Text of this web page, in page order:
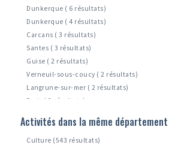
Dunkerque ( 6 résultats)
Dunkerque ( 4 résultats)
Carcans ( 3 résultats)
Santes ( 3 résultats)
Guise ( 2 résultats)
Verneuil-sous-coucy ( 2 résultats)
Langrune-sur-mer ( 2 résultats)
Paris ( 2 résultats)
Leffrinckoucke ( 1 résultats)
Activités dans la même département
Culture (543 résultats)